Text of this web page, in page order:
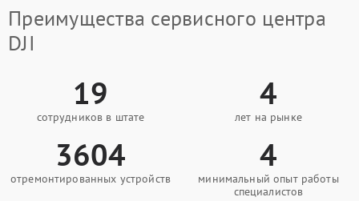
Преимущества сервисного центра
DJI
19
сотрудников в штате
4
лет на рынке
3604
отремонтированных устройств
4
минимальный опыт работы
специалистов